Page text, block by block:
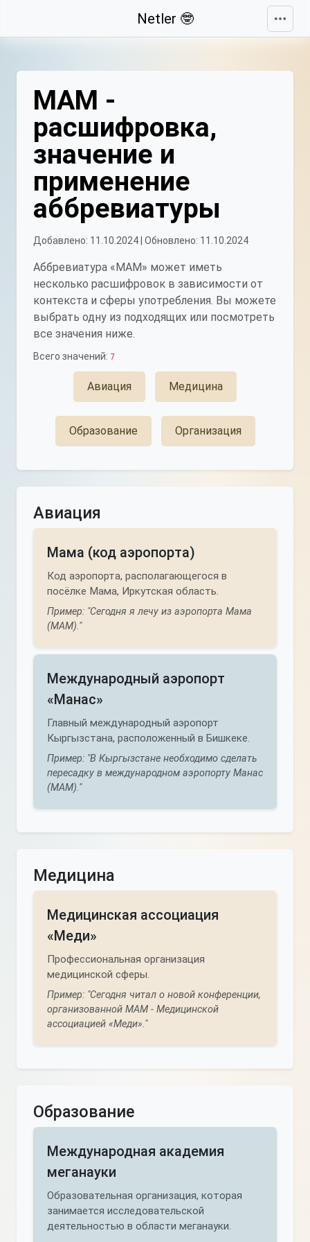
Netler 🤓
МАМ -
расшифровка,
значение и
применение
аббревиатуры
Добавлено: 11.10.2024 | Обновлено: 11.10.2024
Аббревиатура «МАМ» может иметь
несколько расшифровок в зависимости от
контекста и сферы употребления. Вы можете
выбрать одну из подходящих или посмотреть
все значения ниже.
Всего значений: 7
Авиация Медицина
Образование Организация
Авиация
Мама (код аэропорта)
Код аэропорта, располагающегося в
посёлке Мама, Иркутская область.
Пример: "Сегодня я лечу из аэропорта Мама
(МАМ)."
Международный аэропорт
«Манас»
Главный международный аэропорт
Кыргызстана, расположенный в Бишкеке.
Пример: "В Кыргызстане необходимо сделать
пересадку в международном аэропорту Манас
(МАМ)."
Медицина
Медицинская ассоциация
«Меди»
Профессиональная организация
медицинской сферы.
Пример: "Сегодня читал о новой конференции,
организованной МАМ - Медицинской
ассоциацией «Меди»."
Образование
Международная академия
меганауки
Образовательная организация, которая
занимается исследовательской
деятельностью в области меганауки.